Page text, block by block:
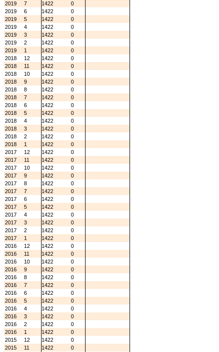
2019
7 1422
0
2019
6 1422
0
2019
5 1422
0
2019
4 1422
0
2019
3 1422
0
2019
2 1422
0
2019
1 1422
0
2018
12 1422
0
2018
11 1422
0
2018
10 1422
0
2018
9 1422
0
2018
8 1422
0
2018
7 1422
0
2018
6 1422
0
2018
5 1422
0
2018
4 1422
0
2018
3 1422
0
2018
2 1422
0
2018
1 1422
0
2017
12 1422
0
2017
11 1422
0
2017
10 1422
0
2017
9 1422
0
2017
8 1422
0
2017
7 1422
0
2017
6 1422
0
2017
5 1422
0
2017
4 1422
0
2017
3 1422
0
2017
2 1422
0
2017
1 1422
0
2016
12 1422
0
2016
11 1422
0
2016
10 1422
0
2016
9 1422
0
2016
8 1422
0
2016
7 1422
0
2016
6 1422
0
2016
5 1422
0
2016
4 1422
0
2016
3 1422
0
2016
2 1422
0
2016
1 1422
0
2015
12 1422
0
2015
11 1422
0